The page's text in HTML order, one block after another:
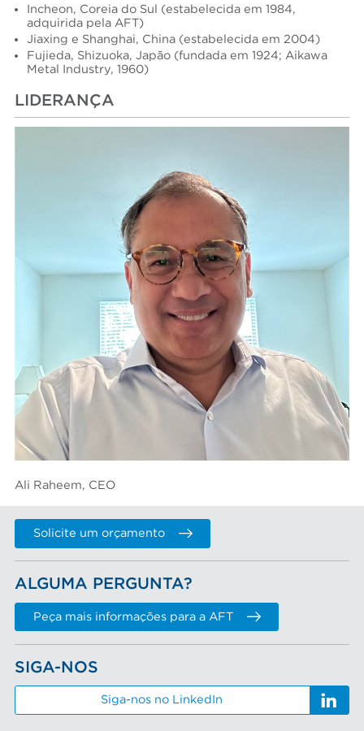
Incheon, Coreia do Sul (estabelecida em 1984,
adquirida pela AFT)
Jiaxing e Shanghai, China (estabelecida em 2004)
Fujieda, Shizuoka, Japão (fundada em 1924; Aikawa
Metal Industry, 1960)
LIDERANÇA
Ali Raheem, CEO
Solicite um orçamento
ALGUMA PERGUNTA?
Peça mais informações para a AFT
SIGA-NOS
Siga-nos no LinkedIn